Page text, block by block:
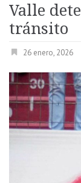
Valle
tránsito
26 enero, 2026